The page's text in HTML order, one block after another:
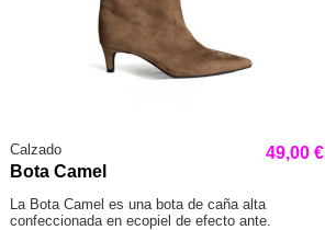
Calzado
Bota Camel
49,00 €
La Bota Camel es una bota de caña alta
confeccionada en ecopiel de efecto ante.